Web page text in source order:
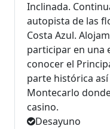
Inclinada.
autopista de las
Costa Azul.
participar en una
conocer el
parte histórica
Montecarlo
casino.
Desayuno